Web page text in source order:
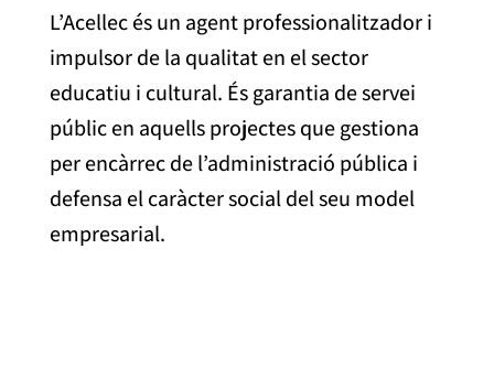
L’Acellec és un agent professionalitzador i
impulsor de la qualitat en el sector
educatiu i cultural. És garantia de servei
públic en aquells projectes que gestiona
per encàrrec de l’administració pública i
defensa el caràcter social del seu model
empresarial.